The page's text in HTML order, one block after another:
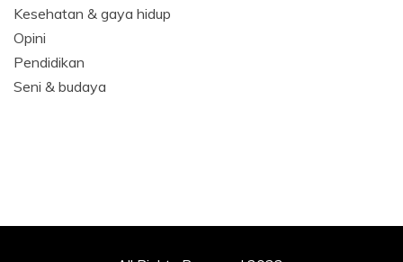
Kesehatan & gaya hidup
Opini
Pendidikan
Seni & budaya